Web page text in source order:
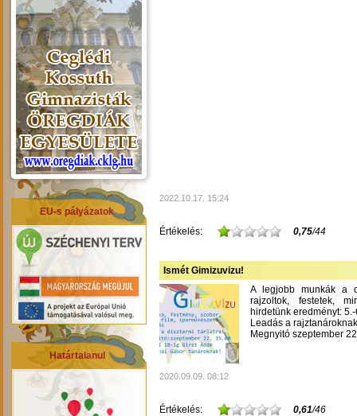
EU-s pályázatok
Határtalanul
2022.10.17. 15:24
Értékelés: 0,75/44
Ismét Gimizuvizu!
A legjobb munkák a
rajzoltok, festetek,
hirdetünk eredményt:
Leadás a
Megnyitó szeptember
2020.09.09. 08:12
Értékelés: 0,61/46